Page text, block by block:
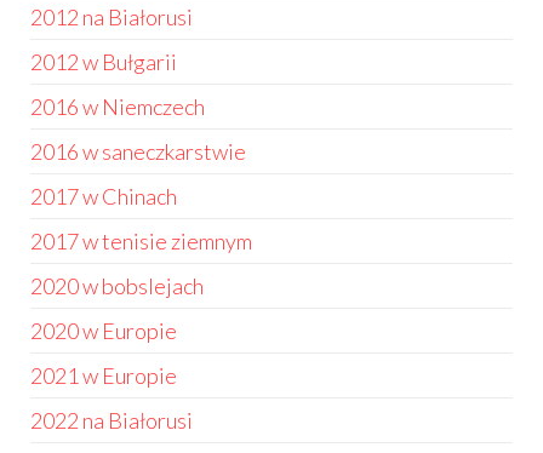
2012 na Białorusi
2012 w Bułgarii
2016 w Niemczech
2016 w saneczkarstwie
2017 w Chinach
2017 w tenisie ziemnym
2020 w bobslejach
2020 w Europie
2021 w Europie
2022 na Białorusi